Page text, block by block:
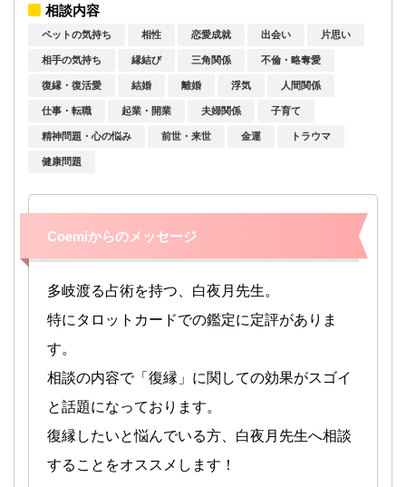
相談内容
ペットの気持ち 相性 恋愛成就 出会い 片思い
相手の気持ち 縁結び 三角関係 不倫・略奪愛
復縁・復活愛 結婚 離婚 浮気 人間関係
仕事・転職 起業・開業 夫婦関係 子育て
精神問題・心の悩み 前世・来世 金運 トラウマ
健康問題
Coemiからのメッセージ
多岐渡る占術を持つ、白夜月先生。
特にタロットカードでの鑑定に定評がありま
す。
相談の内容で「復縁」に関しての効果がスゴイ
と話題になっております。
復縁したいと悩んでいる方、白夜月先生へ相談
することをオススメします！